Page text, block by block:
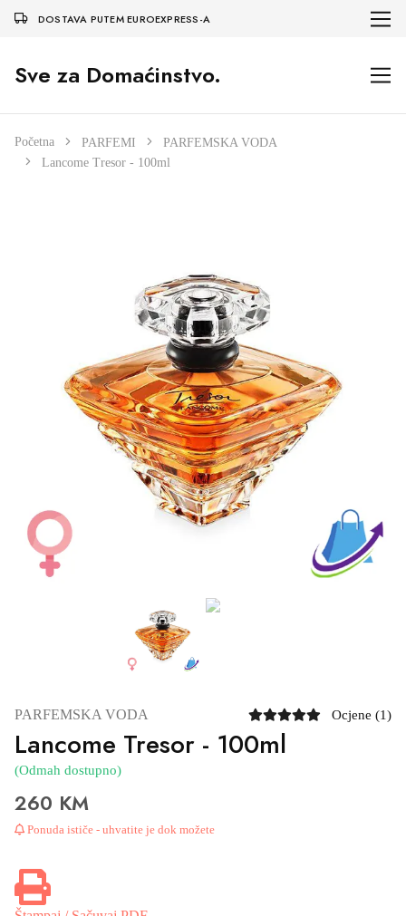
DOSTAVA PUTEM EUROEXPRESS-A
Sve za Domaćinstvo.
Početna PARFEMI
PARFEMSKA VODA
Lancome Tresor - 100ml
PARFEMSKA VODA Ocjene (1)
Lancome Tresor - 100ml
(Odmah dostupno)
260 KM
Ponuda ističe - uhvatite je dok možete